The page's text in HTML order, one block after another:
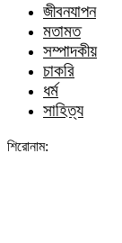
জীবনযাপন
মতামত
সম্পাদকীয়
চাকরি
ধর্ম
সাহিত্য
শিরোনাম: